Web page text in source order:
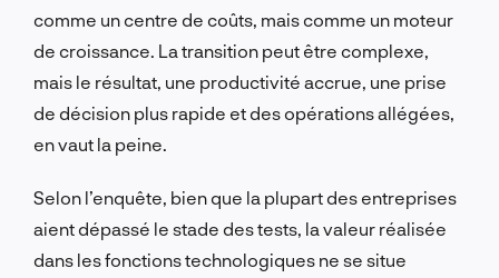
comme un centre de coûts, mais comme un moteur
de croissance. La transition peut être complexe,
mais le résultat, une productivité accrue, une prise
de décision plus rapide et des opérations allégées,
en vaut la peine.
Selon l’enquête, bien que la plupart des entreprises
aient dépassé le stade des tests, la valeur réalisée
dans les fonctions technologiques ne se situe